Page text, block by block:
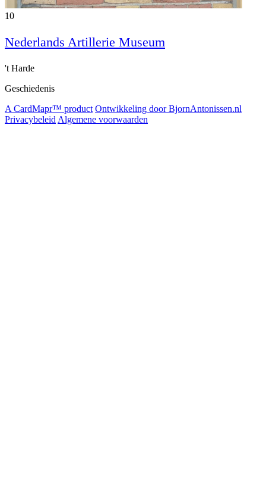
10
Nederlands Artillerie Museum
't Harde
Geschiedenis
A CardMapr™ product Ontwikkeling door BjornAntonissen.nl
Privacybeleid Algemene voorwaarden